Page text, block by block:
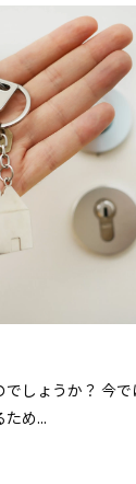
しょうか？ 今
め...